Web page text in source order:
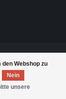
Webshop zu
Nein
unsere
byLightspeed